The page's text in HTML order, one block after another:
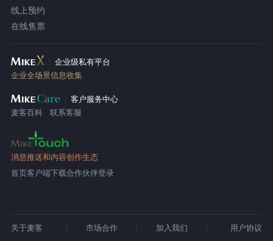
线上预约
在线售票
企业级私有平台
企业全场景信息收集
客户服务中心
麦客百科
联系客服
消息推送和内容创作生态
首页客户端下载合作伙伴登录
关于麦客 市场合作 加入我们 用户协议